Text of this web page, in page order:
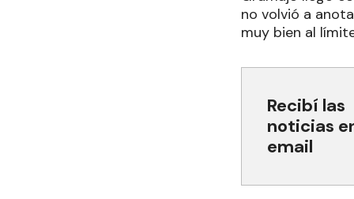
no volvió a
muy bien al
Recibí las
noticias
email